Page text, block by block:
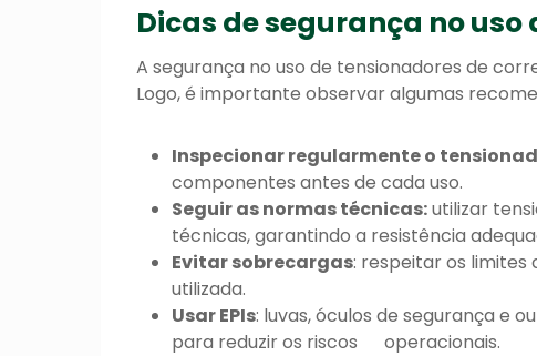
Dicas de segurança no
A segurança no uso de tensionadores de
Logo, é importante observar algumas
Inspecionar regularmente o
componentes antes de cada uso.
Seguir as normas técnicas:utilizar
técnicas, garantindo a resistência
Evitar sobrecargas: respeitar os
utilizada.
Usar EPIs: luvas, óculos de segurança e
para reduzir os riscos operacionais.